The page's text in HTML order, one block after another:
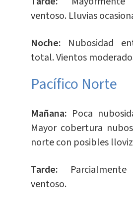
ventoso. Lluvias
Noche: Nubosidad
total. Vientos
Pacífico Norte
Mañana: Poca
Mayor cobertura
norte con posibles
Tarde:
ventoso.